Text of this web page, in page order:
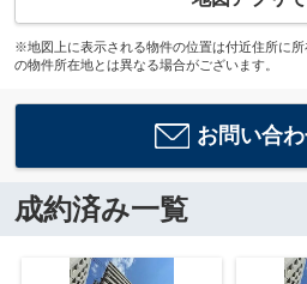
※地図上に表示される物件の位置は付近住所に
の物件所在地とは異なる場合がございます。
お問い合
成約済み一覧